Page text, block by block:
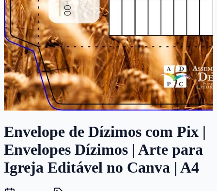
Envelope de Dízimos com Pix |
Envelopes Dízimos | Arte para
Igreja Editável no Canva | A4